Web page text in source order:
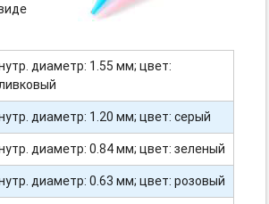
диаметр: 1.55 мм; цвет:
диаметр: 1.20 мм; цвет: серый
диаметр: 0.84 мм; цвет: зеленый
диаметр: 0.63 мм; цвет: розовый